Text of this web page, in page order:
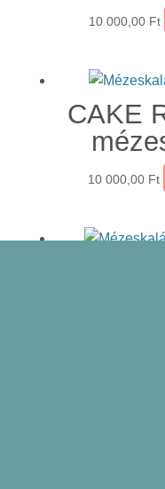
10 000,00 Ft
CAKE
10 000,00 Ft